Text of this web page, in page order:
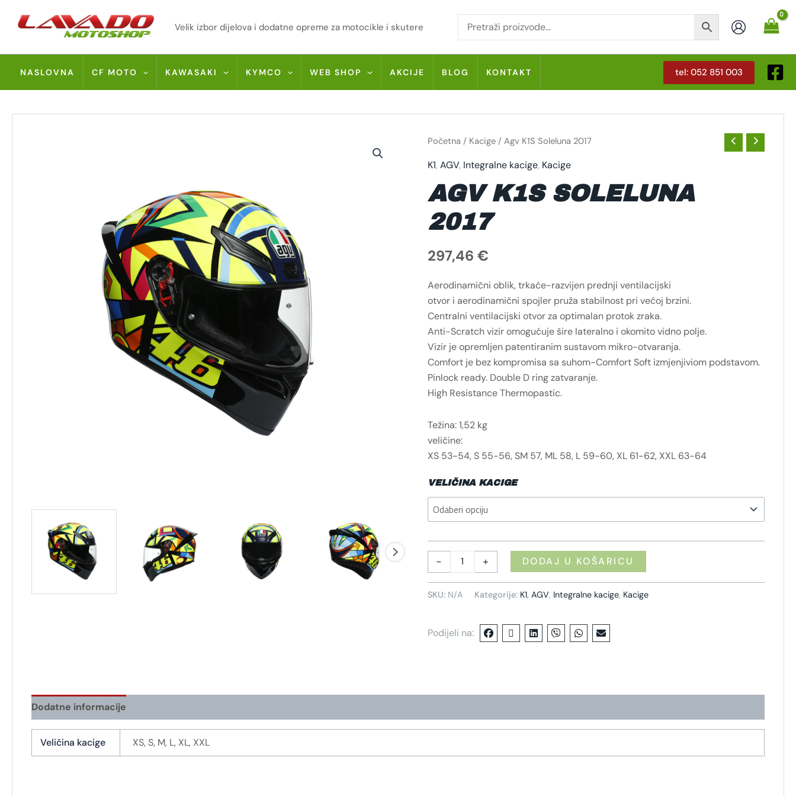
Velik izbor dijelova i dodatne opreme za motocikle i skutere
NASLOVNA CF MOTO KAWASAKI KYMCO WEB SHOP AKCIJE BLOG KONTAKT tel: 052 851 003
Početna / Kacige/ Agv K1S Soleluna 2017
K1, AGV, Integralne kacige, Kacige
AGV K1S SOLELUNA
2017
297,46 €
Aerodinamični oblik, trkaće-razvijen prednji ventilacijski
otvor i aerodinamični spojler pruža stabilnost pri većoj brzini.
Centralni ventilacijski otvor za optimalan protok zraka.
Anti-Scratch vizir omogućuje šire lateralno i okomito vidno polje.
Vizir je opremljen patentiranim sustavom mikro-otvaranja.
Comfort je bez kompromisa sa suhom-Comfort Soft izmjenjiviom podstavom.
Pinlock ready. Double D ring zatvaranje.
High Resistance Thermopastic.
Težina: 1,52 kg
veličine:
XS 53-54, S 55-56, SM 57, ML 58, L 59-60, XL 61-62, XXL 63-64
VELIČINA KACIGE
-
AGV
K1S
2017
KOLIČINA
+ DODAJ U KOŠARICU
SKU: N/A Kategorije: K1, AGV, Integralne kacige, Kacige
Podijeli na:
Dodatne informacije
Veličina kacige XS, S, M, L, XL, XXL